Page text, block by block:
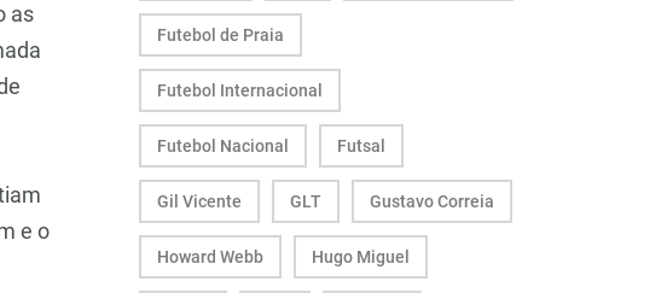
as
e o
Futebol de Praia
Futebol Internacional
Futebol Nacional Futsal
Gil Vicente GLT Gustavo Correia
Howard Webb Hugo Miguel